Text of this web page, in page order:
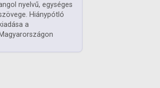
nyelvű, egységes
Hiánypótló
kiadása a
Magyarországon